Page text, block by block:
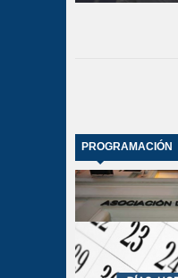
PROGRAMACIÓN